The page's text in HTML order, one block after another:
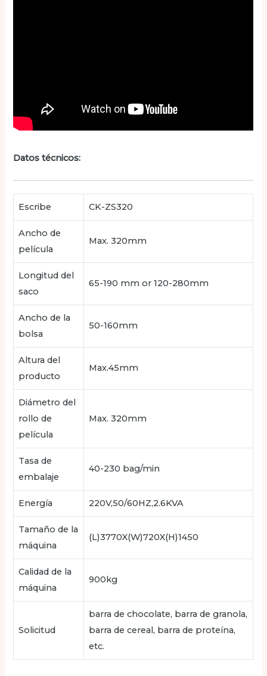
Datos técnicos:
Escribe CK-ZS320
Ancho de
película
Max. 320mm
Longitud del
saco
65-190 mm or 120-280mm
Ancho de la
bolsa
50-160mm
Altura del
producto
Max.45mm
Diámetro del
rollo de
película
Max. 320mm
Tasa de
embalaje
40-230 bag/min
Energía 220V,50/60HZ,2.6KVA
Tamaño de la
máquina
(L)3770X(W)720X(H)1450
Calidad de la
máquina
900kg
Solicitud
barra de chocolate, barra de granola,
barra de cereal, barra de proteína,
etc.